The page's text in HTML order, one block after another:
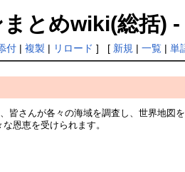
とめwiki(総括) -
付| 複製 | リロード ] [ 新規 | 一覧| 単
皆さんが各々の海域を調査し、世界地図
恩恵を受けられます。